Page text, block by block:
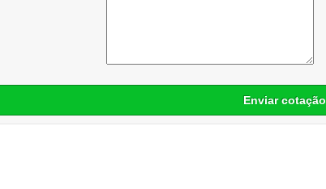
Enviar cotação